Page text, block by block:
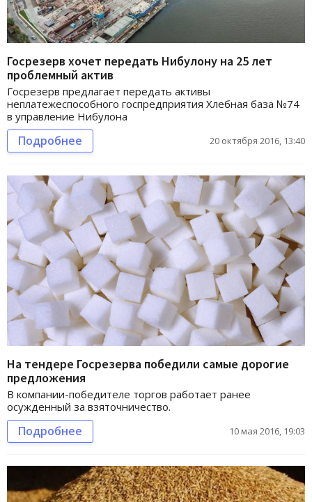
Госрезерв хочет передать Нибулону на 25 лет
проблемный актив
Госрезерв предлагает передать активы
неплатежеспособного госпредприятия Хлебная база №74
в управление Нибулона
Подробнее 20 октября 2016, 13:40
На тендере Госрезерва победили самые дорогие
предложения
В компании-победителе торгов работает ранее
осужденный за взяточничество.
Подробнее 10 мая 2016, 19:03